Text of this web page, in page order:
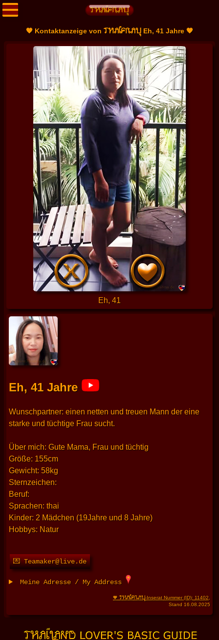
🧡 Kontaktanzeige vonTHAIFRAU Eh, 41 Jahre 🧡
Eh, 41
Eh, 41 Jahre
Wunschpartner: einen netten und treuen Mann der eine
starke und tüchtige Frau sucht.
Über mich: Gute Mama, Frau und tüchtig
Größe: 155cm
Gewicht: 58kg
Sternzeichen:
Beruf:
Sprachen: thai
Kinder: 2 Mädchen (19Jahre und 8 Jahre)
Hobbys: Natur
💌 Teamaker@live.de
Meine Adresse / My Address
🧡 THAIFRAU-Inserat Nummer (ID): 11402
Stand 16.08.2025